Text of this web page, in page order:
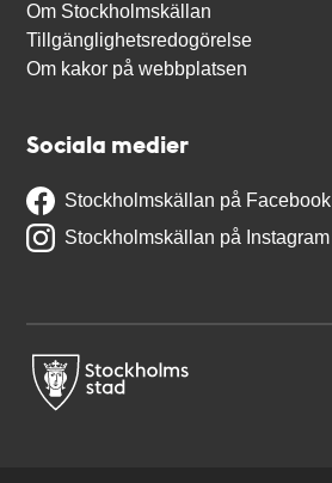
Om Stockholmskällan
Tillgänglighetsredogörelse
Om kakor på webbplatsen
Sociala medier
Stockholmskällan på Facebook
Stockholmskällan på Instagram